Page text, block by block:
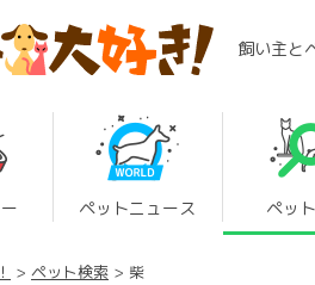
飼い主と
ペットニュース ペッ
ペット検索 柴